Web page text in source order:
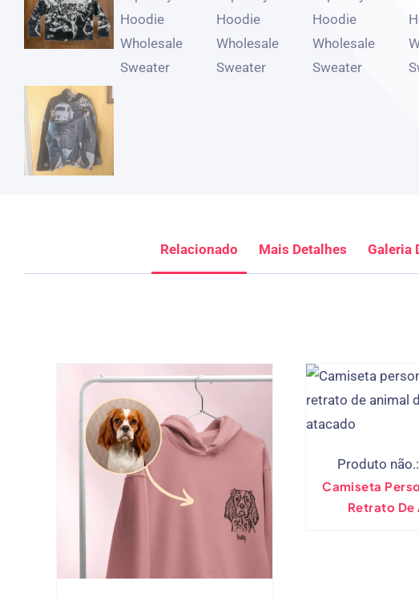
Relacionado Mais Detalhes Galeria
Produto
Camiseta
Retrato De